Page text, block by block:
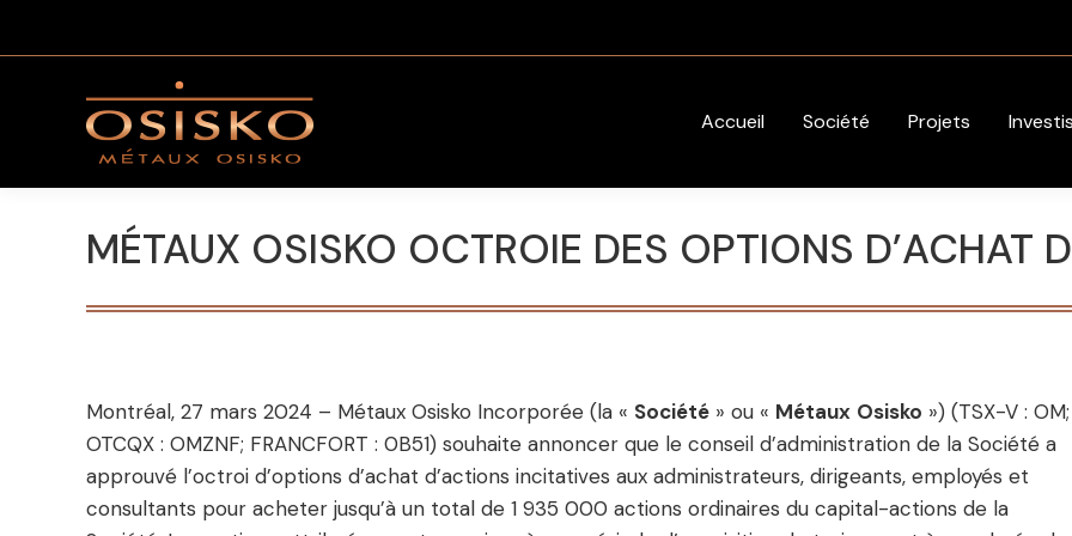
Accueil Société Projets
MÉTAUX OSISKO OCTROIE DES OPTIONS D’ACHAT
Montréal, 27 mars 2024 – Métaux Osisko Incorporée (la « Société » ou « Métaux Osisko ») (TSX-V : OM;
OTCQX : OMZNF; FRANCFORT : 0B51) souhaite annoncer que le conseil d’administration de la Société a
approuvé l’octroi d’options d’achat d’actions incitatives aux administrateurs, dirigeants, employés et
consultants pour acheter jusqu’à un total de 1 935 000 actions ordinaires du capital-actions de la